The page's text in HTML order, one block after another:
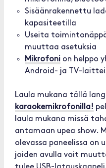
Sisäänrakennettu
kapasiteetilla
Useita
muuttaa asetuksia
Mikrofoni on helppo
Android- ja TV-
Laula mukana tällä
karaokemikrofonilla!
laula mukana missä
antamaan upea show.
olevassa paneelissa
joiden avulla voit